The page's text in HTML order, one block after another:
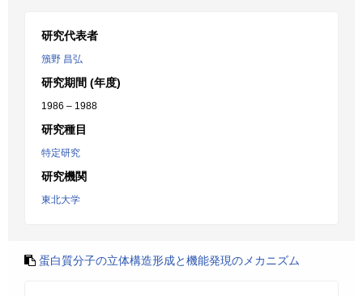
研究代表者
籏野 昌弘
研究期間 (年度)
1986 – 1988
研究種目
特定研究
研究機関
東北大学
蛋白質分子の立体構造形成と機能発現のメカニズム